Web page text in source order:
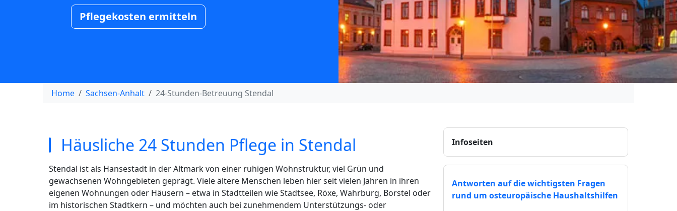
Pflegekosten ermitteln
Home Sachsen-Anhalt 24-Stunden-Betreuung Stendal
Häusliche 24 Stunden Pflege in Stendal
Stendal ist als Hansestadt in der Altmark von einer ruhigen Wohnstruktur, viel Grün und
gewachsenen Wohngebieten geprägt. Viele ältere Menschen leben hier seit vielen Jahren in ihren
eigenen Wohnungen oder Häusern – etwa in Stadtteilen wie Stadtsee, Röxe, Wahrburg, Borstel oder
im historischen Stadtkern – und möchten auch bei zunehmendem Unterstützungs- oder
Infoseiten
Antworten auf die wichtigsten Fragen
rund um osteuropäische Haushaltshilfen